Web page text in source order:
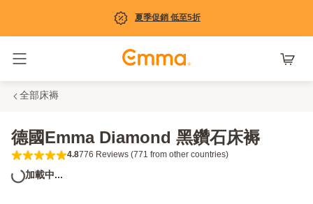
夏季促銷 低至5折
全部床褥
德國Emma Diamond 黑鑽石床褥
4.8 out of 5 stars 776 Reviews (771 from
4.8776 Reviews (771 from other countries)
加載中...